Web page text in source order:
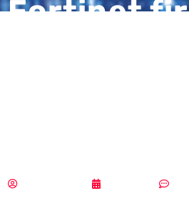
Fortinet